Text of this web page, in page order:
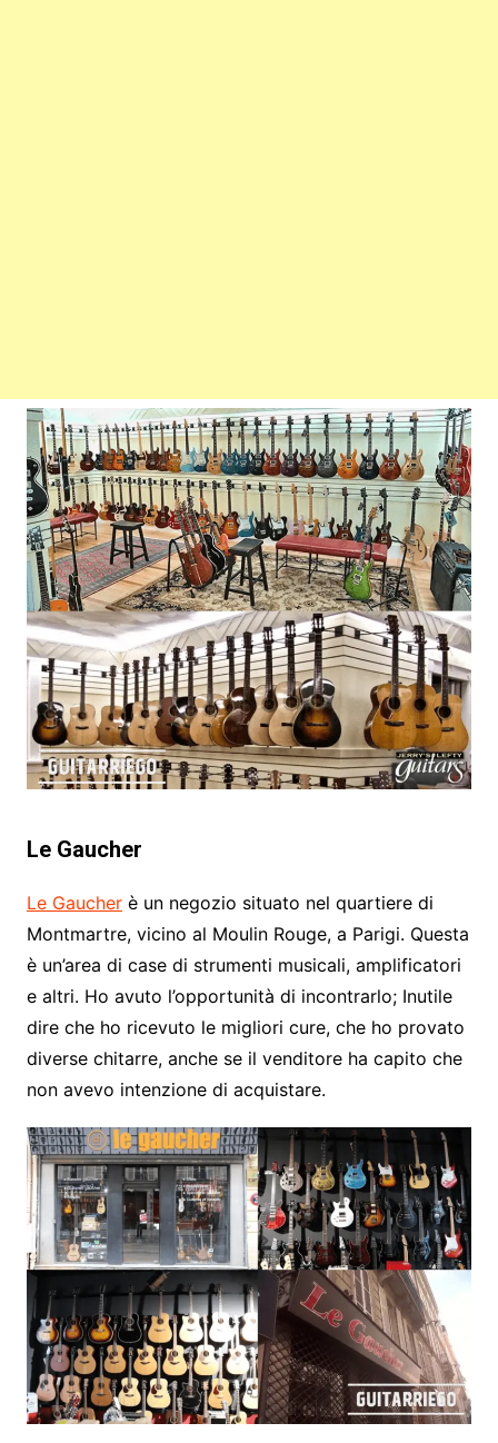
Le Gaucher
Le Gaucherè un negozio situato nel quartiere di
Montmartre, vicino al Moulin Rouge, a Parigi. Questa
è un’area di case di strumenti musicali, amplificatori
e altri. Ho avuto l’opportunità di incontrarlo; Inutile
dire che ho ricevuto le migliori cure, che ho provato
diverse chitarre, anche se il venditore ha capito che
non avevo intenzione di acquistare.